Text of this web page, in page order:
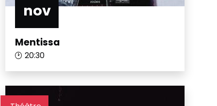
nov
Mentissa
20:30